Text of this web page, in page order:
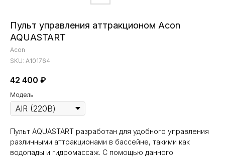
Пульт управления аттракционом Acon
AQUASTART
Acon
SKU: A101764
42 400 ₽
Модель
Пульт AQUASTART разработан для удобного управления
различными аттракционами в бассейне, такими как
водопады и гидромассаж. С помощью данного